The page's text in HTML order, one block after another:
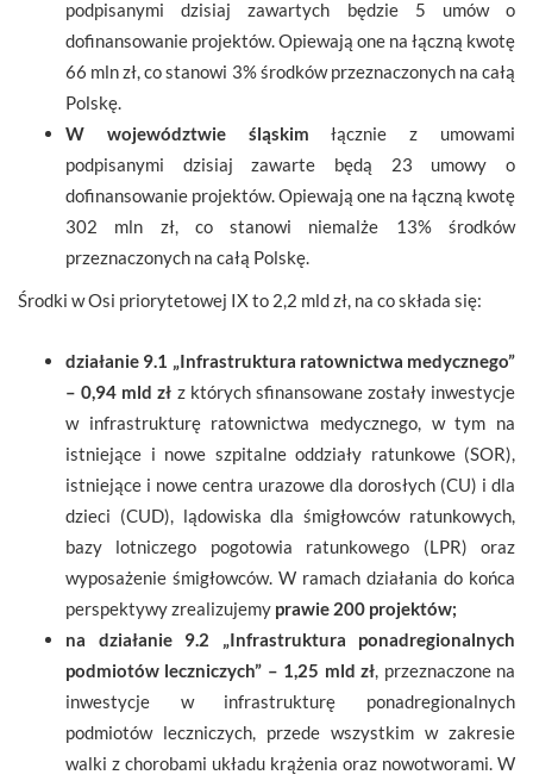
podpisanymi dzisiaj zawartych będzie 5 umów o
dofinansowanie projektów. Opiewają one na łączną kwotę
66 mln zł, co stanowi 3% środków przeznaczonych na całą
Polskę.
W województwie śląskim łącznie z umowami
podpisanymi dzisiaj zawarte będą 23 umowy o
dofinansowanie projektów. Opiewają one na łączną kwotę
302 mln zł, co stanowi niemalże 13% środków
przeznaczonych na całą Polskę.
Środki w Osi priorytetowej IX to 2,2 mld zł, na co składa się:
działanie 9.1 „Infrastruktura ratownictwa medycznego”
– 0,94 mld zł z których sfinansowane zostały inwestycje
w infrastrukturę ratownictwa medycznego, w tym na
istniejące i nowe szpitalne oddziały ratunkowe (SOR),
istniejące i nowe centra urazowe dla dorosłych (CU) i dla
dzieci (CUD), lądowiska dla śmigłowców ratunkowych,
bazy lotniczego pogotowia ratunkowego (LPR) oraz
wyposażenie śmigłowców. W ramach działania do końca
perspektywy zrealizujemy prawie 200 projektów;
na działanie 9.2 „Infrastruktura ponadregionalnych
podmiotów leczniczych” – 1,25 mld zł, przeznaczone na
inwestycje w infrastrukturę ponadregionalnych
podmiotów leczniczych, przede wszystkim w zakresie
walki z chorobami układu krążenia oraz nowotworami. W